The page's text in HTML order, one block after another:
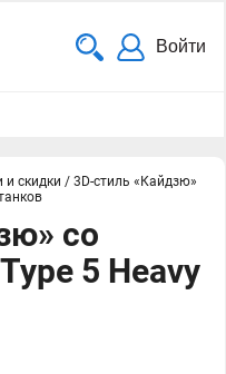
Войти
и скидки / 3D-стиль «Кайдзю»
со
5 Heavy